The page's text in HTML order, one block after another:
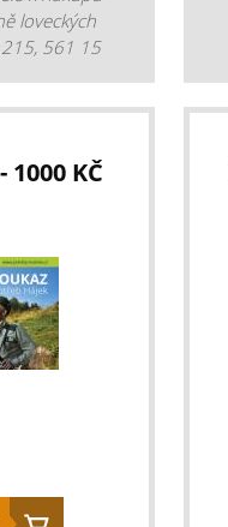
loveckých
561 15
1000 KČ